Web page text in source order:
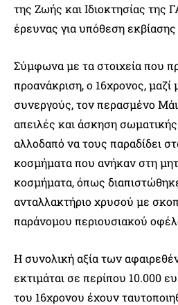
της Ζωής και Ιδιοκτησίας της
έρευνας για υπόθεση
Σύμφωνα με τα στοιχεία που
προανάκριση, ο 16χρονος,
συνεργούς, τον περασμένο
απειλές και άσκηση
αλλοδαπό να τους παραδίδει
κοσμήματα που ανήκαν στη
κοσμήματα, όπως
ανταλλακτήριο χρυσού με
παράνομου περιουσιακού
Η συνολική αξία των
εκτιμάται σε περίπου 10.000
του 16χρονου έχουν